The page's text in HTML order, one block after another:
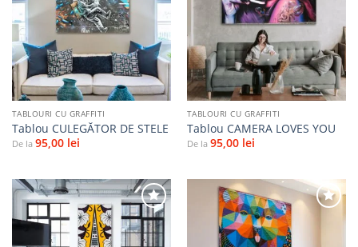
Adaugă
favorite
TABLOURI CU GRAFFITI
Tablou CULEGĂTOR DE STELE
De la 95,00 lei
Adaugă
TABLOURI CU GRAFFITI
Tablou CAMERA LOVES YOU
De la 95,00 lei